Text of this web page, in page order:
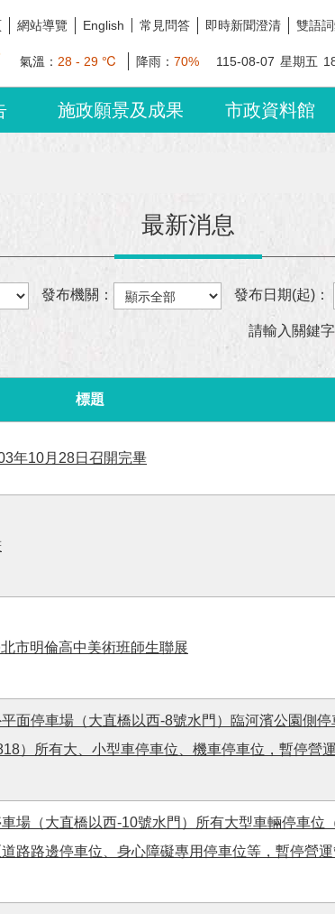
網站導覽 English 常見問答 即時新聞澄清 雙語
氣溫： 28 - 29 ℃ 降雨： 70% 115-08-07 星期五
施政願景及成果 市政資料館
最新消息
發布機關： 發布日期(起)：
請輸入關鍵字
標題
年10月28日召開完畢
市明倫高中美術班師生聯展
面停車場（大直橋以西-8號水門）臨河濱公園側
）所有大、小型車停車位、機車停車位，暫停營
場（大直橋以西-10號水門）所有大型車輛停車位
路路邊停車位、身心障礙專用停車位等，暫停營